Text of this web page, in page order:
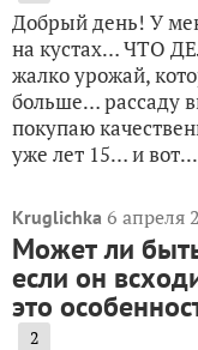
Добрый день! У
на кустах… ЧТО
жалко урожай,
больше… рассаду
покупаю
уже лет 15… и вот...
Kruglichka 6 апреля
Может ли
если он
это
2